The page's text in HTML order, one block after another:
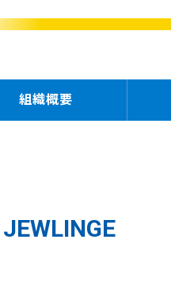
組織概要
JEWLINGE